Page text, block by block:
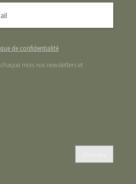
de confidentialité
mois nos newsletters et